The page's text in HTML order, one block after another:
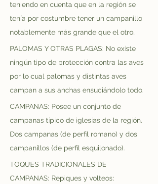
teniendo en cuenta que en la región se
tenía por costumbre tener un campanillo
notablemente más grande que el otro.
PALOMAS Y OTRAS PLAGAS: No existe
ningún tipo de protección contra las aves
por lo cual palomas y distintas aves
campan a sus anchas ensuciándolo todo.
CAMPANAS: Posee un conjunto de
campanas típico de iglesias de la región.
Dos campanas (de perfil romano) y dos
campanillos (de perfil esquilonado).
TOQUES TRADICIONALES DE
CAMPANAS: Repiques y volteos: